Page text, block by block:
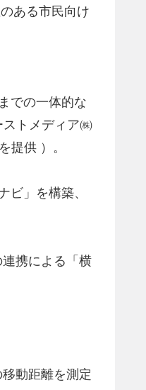
ある市民向け
での一体的な
トメディア㈱
提供 ）。
ビ」を構築、
携による「横
動距離を測定